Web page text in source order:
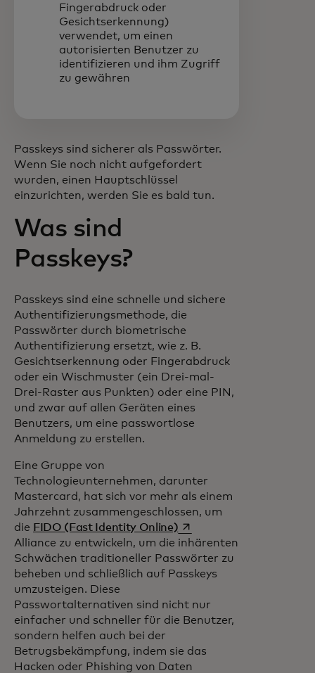
Fingerabdruck oder
Gesichtserkennung)
verwendet, um einen
autorisierten Benutzer zu
identifizieren und ihm Zugriff
zu gewähren
Passkeys sind sicherer als Passwörter.
Wenn Sie noch nicht aufgefordert
wurden, einen Hauptschlüssel
einzurichten, werden Sie es bald tun.
Was sind
Passkeys?
Passkeys sind eine schnelle und sichere
Authentifizierungsmethode, die
Passwörter durch biometrische
Authentifizierung ersetzt, wie z. B.
Gesichtserkennung oder Fingerabdruck
oder ein Wischmuster (ein Drei-mal-
Drei-Raster aus Punkten) oder eine PIN,
und zwar auf allen Geräten eines
Benutzers, um eine passwortlose
Anmeldung zu erstellen.
Eine Gruppe von
Technologieunternehmen, darunter
Mastercard, hat sich vor mehr als einem
Jahrzehnt zusammengeschlossen, um
die FIDO (Fast Identity Online)wird in einer neuen
Alliance zu entwickeln, um die inhärenten
Schwächen traditioneller Passwörter zu
beheben und schließlich auf Passkeys
umzusteigen. Diese
Passwortalternativen sind nicht nur
einfacher und schneller für die Benutzer,
sondern helfen auch bei der
Betrugsbekämpfung, indem sie das
Hacken oder Phishing von Daten